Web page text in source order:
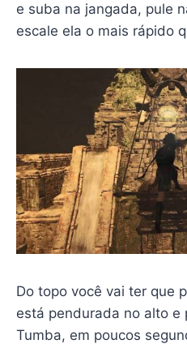
e suba na jangada, pule
escale ela o mais rápido
Do topo você vai ter que
está pendurada no alto e
Tumba, em poucos